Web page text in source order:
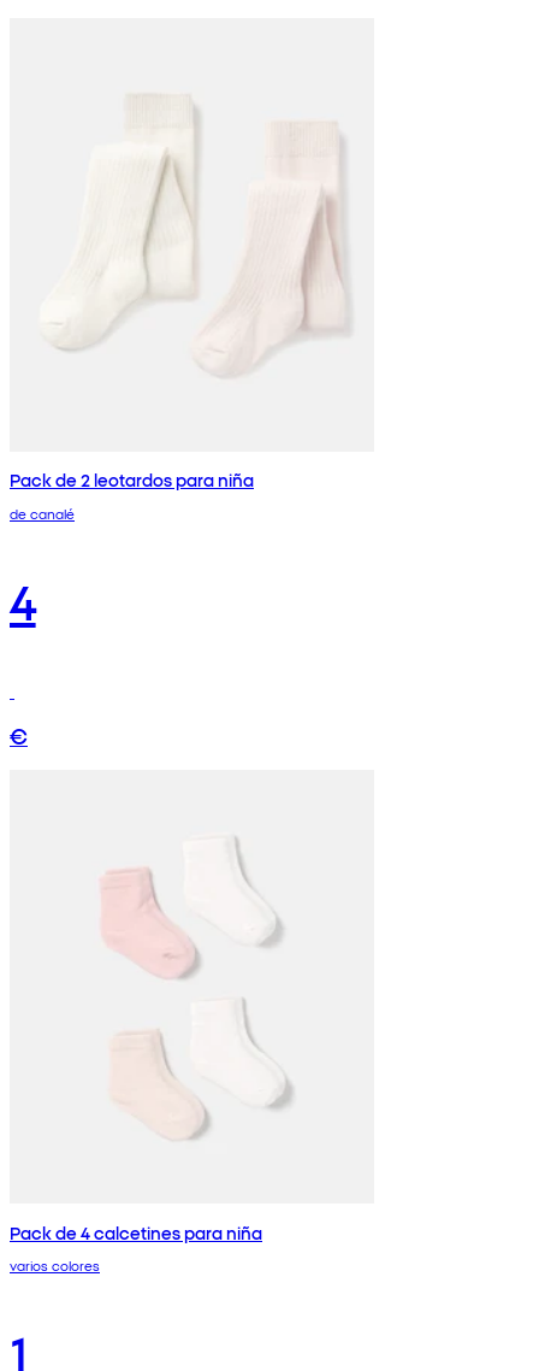
Pack de 2 leotardos para niña
de canalé
4
€
Pack de 4 calcetines para niña
varios colores
1